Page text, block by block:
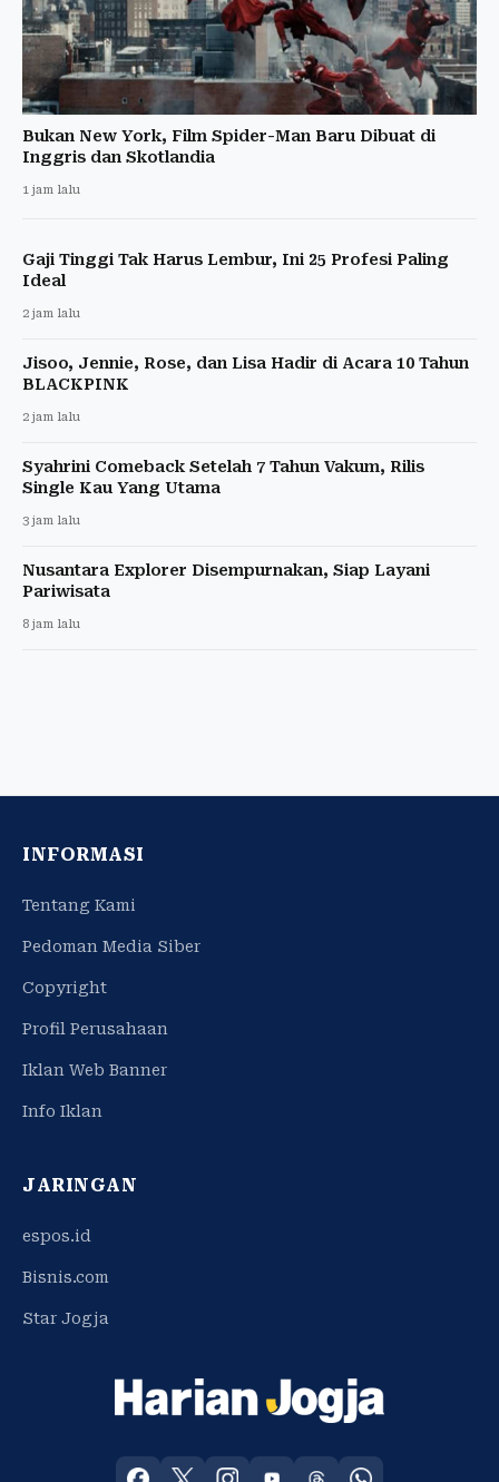
Bukan New York, Film Spider-Man Baru Dibuat di
Inggris dan Skotlandia
1 jam lalu
Gaji Tinggi Tak Harus Lembur, Ini 25 Profesi Paling
Ideal
2 jam lalu
Jisoo, Jennie, Rose, dan Lisa Hadir di Acara 10 Tahun
BLACKPINK
2 jam lalu
Syahrini Comeback Setelah 7 Tahun Vakum, Rilis
Single Kau Yang Utama
3 jam lalu
Nusantara Explorer Disempurnakan, Siap Layani
Pariwisata
8 jam lalu
INFORMASI
Tentang Kami
Pedoman Media Siber
Copyright
Profil Perusahaan
Iklan Web Banner
Info Iklan
JARINGAN
espos.id
Bisnis.com
Star Jogja